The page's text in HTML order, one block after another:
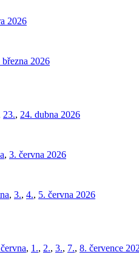
2026
března 2026
23., 24. dubna 2026
, 3. června 2026
, 3., 4., 5. června 2026
, 1., 2., 3., 7., 8. července